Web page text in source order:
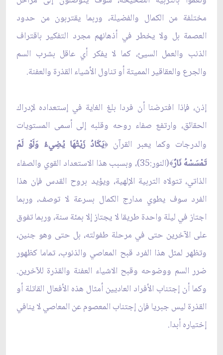
مختلفة من الكمال والفضيلة، وربما يقتربون من حدود
العصمة بل ولا يخطر في أذهانهم مجرد التفكير باقتراف
الذنب والعمل السيئ، كما لا يفكر أي عاقل بشرب السم
والجرع والعقاقير المميتة أو تناول الأشياء القذرة والعفنة.
إذن، فإذا افترضنا أن فردا بلغ الغاية في إستعداده لإدراك
الحقائق، وارتفع صفاء روحه وقلبه إلى أسمى المستويات
والدرجات وكما يعبر القرآن ﴿يَكَادُ زَيْتُهَا يُضِيءُ وَلَوْ لَمْ
تَمْسَسْهُ نَارٌ﴾
(النور:35)، وبسبب هذا الاستعداد القوي والصفاء
الذاتي، تتولاه التربية الإلهية، ويؤيد بروح القدس فإن هذا
الفرد سوف يطوي مدارج الكمال بسرعة لا توصف، وربما
اجتاز في ليلة واحدة طريقا لا يجتاز إلا بمئة سنة، وربما تفوق
على الآخرين حتى في مرحلة طفولته، بل حتى وهو جنين،
وتظهر لمثل هذا الفرد قبح المعاصي والذنوب، تماما كظهور
ضرر السم ووضوحه وقبح الاشياء العفنة والقذرة للآخرين.
وكما أن إجتناب الأفراد العاديين أمثال هذه الأفعال القاتلة أو
القذرة ليس جبريا فإن إجتناب المعصوم عن المعاصي لا ينافي
إختياره أبدا.